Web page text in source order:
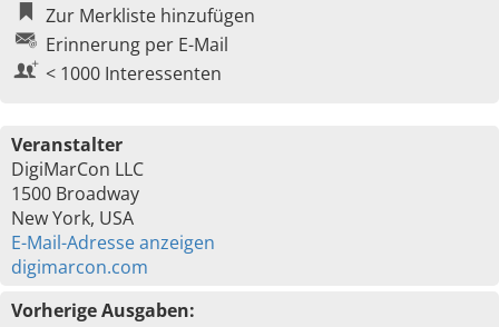
Zur Merkliste hinzufügen
Erinnerung per E-Mail
< 1000 Interessenten
Veranstalter
DigiMarCon LLC
1500 Broadway
New York, USA
E-Mail-Adresse anzeigen
digimarcon.com
Vorherige Ausgaben: